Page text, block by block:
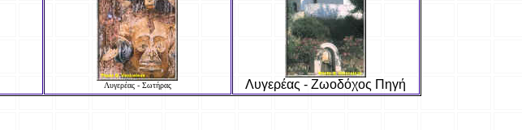
Λυγερέας - Σωτήρας Λυγερέας - Ζωοδόχος Πηγή